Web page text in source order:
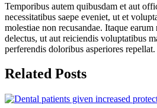
Temporibus autem quibusdam et aut
necessitatibus saepe eveniet, ut et
molestiae non recusandae. Itaque
delectus, ut aut reiciendis voluptatibus
perferendis doloribus asperiores repellat.
Related Posts